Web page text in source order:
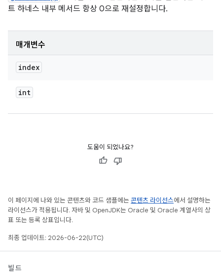
트 하네스 내부 메서드 항상 0으로 재설정합니다.
매개변수
index
int
도움이 되었나요?
이 페이지에 나와 있는 콘텐츠와 코드 샘플에는 콘텐츠 라이선스에서 설명하는
라이선스가 적용됩니다. 자바 및 OpenJDK는 Oracle 및 Oracle 계열사의 상
표 또는 등록 상표입니다.
최종 업데이트: 2026-06-22(UTC)
빌드